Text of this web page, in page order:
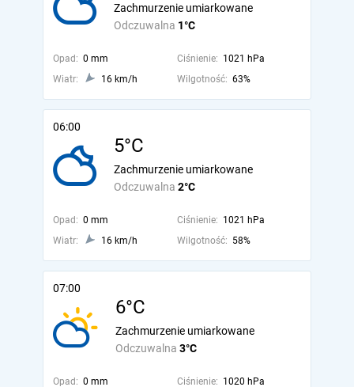
Odczuwalna 1°C
Zachmurzenie umiarkowane
Opad: 0 mm Ciśnienie: 1021 hPa
Wiatr:
16 km/h Wilgotność: 63%
06:00
5°C
Odczuwalna 2°C
Zachmurzenie umiarkowane
Opad: 0 mm Ciśnienie: 1021 hPa
Wiatr:
16 km/h Wilgotność: 58%
07:00
6°C
Odczuwalna 3°C
Zachmurzenie umiarkowane
Opad: 0 mm Ciśnienie: 1020 hPa